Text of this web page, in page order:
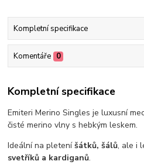
Kompletní specifikace
Komentáře 0
Kompletní specifikace
Emiteri Merino Singles je luxusní
čisté merino vlny s hebkým leskem.
Ideální na pleteníšátků, šálů, ale i
svetříků a kardiganů.